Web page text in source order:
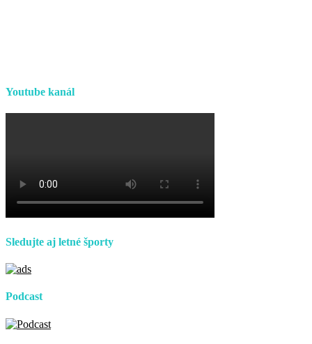
Youtube kanál
Sledujte aj letné športy
Podcast